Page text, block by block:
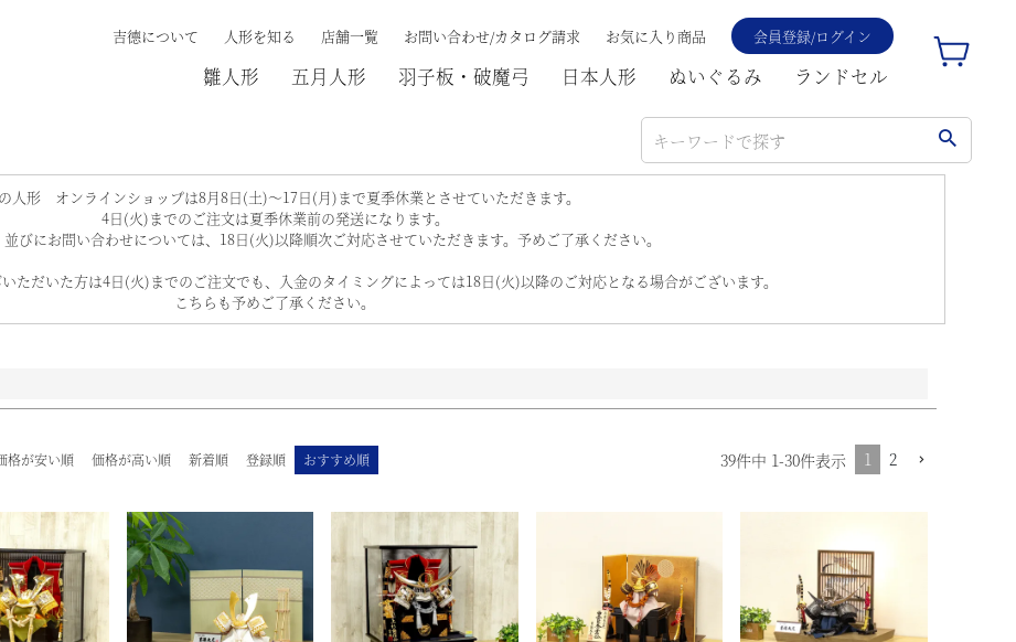
吉德について 人形を知る 店舗一覧 お問い合わせ/カタログ請求 お気に入り商品 会員登録/ログイン
雛人形 五月人形 羽子板・破魔弓 日本人形 ぬいぐるみ ランドセル
人形 オンラインショップは8月8日(土)～17日(月)まで夏季休業とさせていただきます。
4日(火)までのご注文は夏季休業前の発送になります。
びにお問い合わせについては、18日(火)以降順次ご対応させていただきます。予めご了承ください。
ただいた方は4日(火)までのご注文でも、入金のタイミングによっては18日(火)以降のご対応となる場合がございます。
こちらも予めご了承ください。
〜
商品番号/JANコード
新着順
登録順 価格が安い順
価格が高い順
格が安い順 価格が高い順 新着順 登録順 おすすめ順 39件中 1-30件表示 1 2